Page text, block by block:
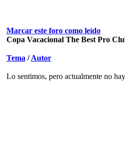
Marcar este foro como leído
Copa Vacacional The Best Pro
Tema /Autor
Lo sentimos, pero actualmente no